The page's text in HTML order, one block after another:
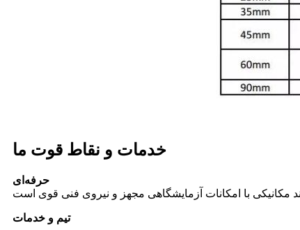
خدمات و نقاط قوت ما
حرفه‌ای
تیم و خدمات